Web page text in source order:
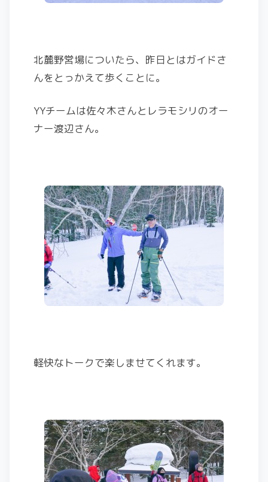
北麓野営場についたら、昨日とはガイドさ
んをとっかえて歩くことに。
YYチームは佐々木さんとレラモシリのオー
ナー渡辺さん。
軽快なトークで楽しませてくれます。